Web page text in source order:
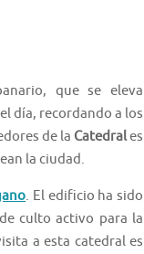
que se eleva
día, recordando a los
de la Catedrales
la ciudad.
. El edificio ha sido
culto activo para la
a esta catedral es